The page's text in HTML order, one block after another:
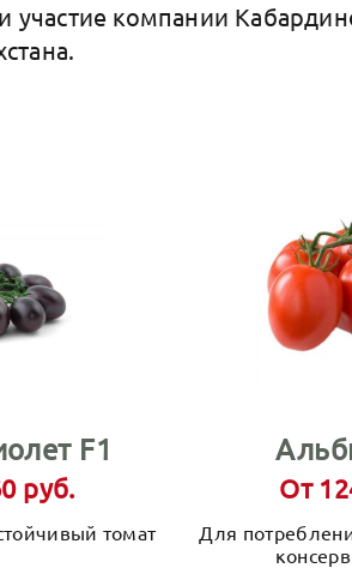
участие компании
F1
руб.
томат
От
Для